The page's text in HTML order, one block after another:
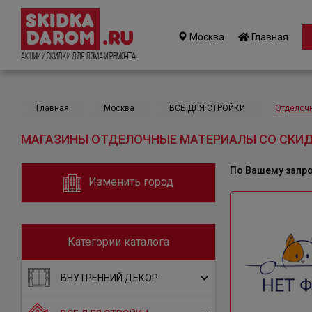
Акции и Скидки для дома и ремонта
Москва Главная
Главная Москва ВСЕ ДЛЯ СТРОЙКИ
МАГАЗИНЫ ОТДЕЛОЧНЫЕ МАТЕРИАЛЫ СО
Изменить город
Категории каталога
ВНУТРЕННИЙ ДЕКОР
По Вашему